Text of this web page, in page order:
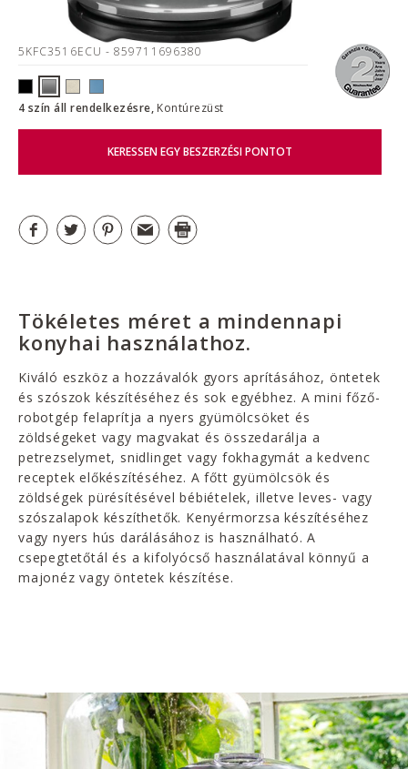
5KFC3516ECU - 859711696380
4 szín áll rendelkezésre, Kontúrezüst
KERESSEN EGY BESZERZÉSI PONTOT
Tökéletes méret a mindennapi
konyhai használathoz.
Kiváló eszköz a hozzávalók gyors aprításához, öntetek
és szószok készítéséhez és sok egyébhez. A mini főző-
robotgép felaprítja a nyers gyümölcsöket és
zöldségeket vagy magvakat és összedarálja a
petrezselymet, snidlinget vagy fokhagymát a kedvenc
receptek előkészítéséhez. A főtt gyümölcsök és
zöldségek pürésítésével bébiételek, illetve leves- vagy
szószalapok készíthetők. Kenyérmorzsa készítéséhez
vagy nyers hús darálásához is használható. A
csepegtetőtál és a kifolyócső használatával könnyű a
majonéz vagy öntetek készítése.